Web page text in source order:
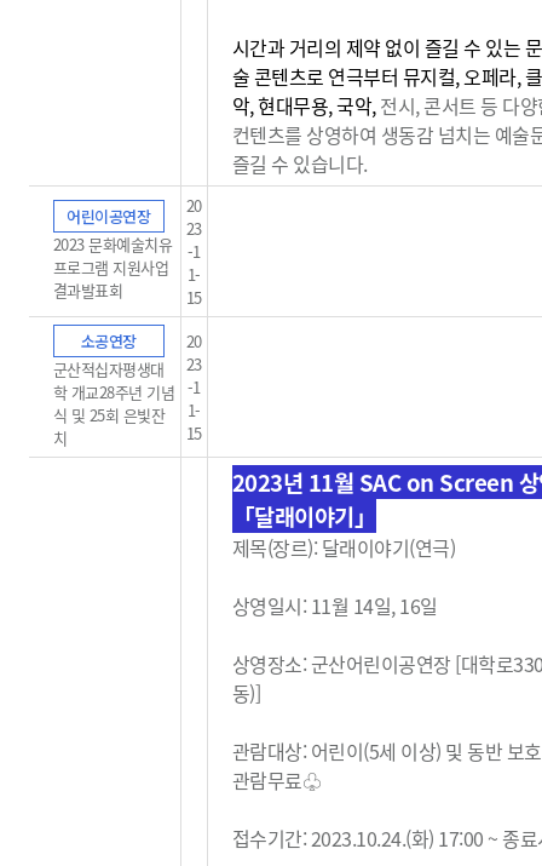
시간과 거리의 제약 없이 즐길 수 있는
술 콘텐츠로 연극부터 뮤지컬, 오페라,
악, 현대무용, 국악,전시, 콘서트 등 다
컨텐츠를 상영하여 생동감 넘치는 예술
즐길 수 있습니다.
어린이공연장
2023 문화예술치유
프로그램 지원사업
결과발표회
20
23
-1
1-
15
소공연장
군산적십자평생대
학 개교28주년 기념
식 및 25회 은빛잔
치
20
23
-1
1-
15
2023년 11월 SAC on Screen
「달래이야기」
제목(장르): 달래이야기(연극)
상영일시: 11월 14일, 16일
상영장소: 군산어린이공연장 [대학로
동)]
관람대상: 어린이(5세 이상) 및 동반 보
관람무료♧
접수기간: 2023.10.24.(화) 17:00 ~ 종